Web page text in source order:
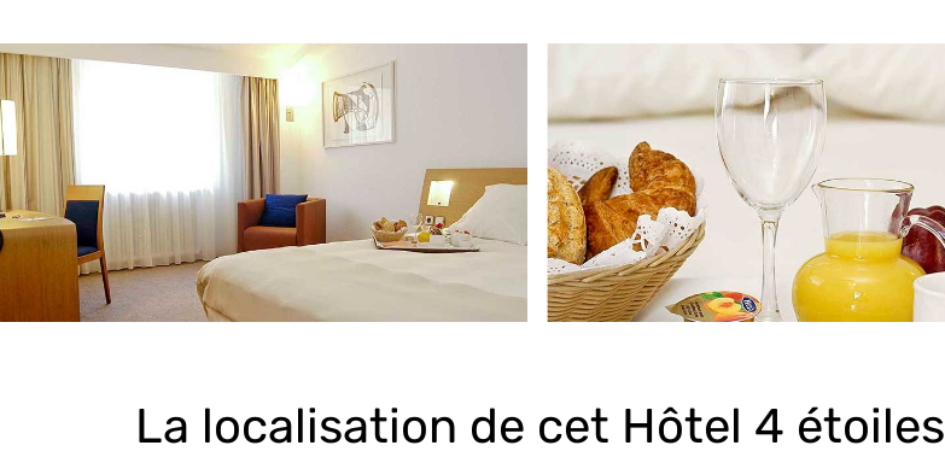
La localisation de cet Hôtel 4 étoiles